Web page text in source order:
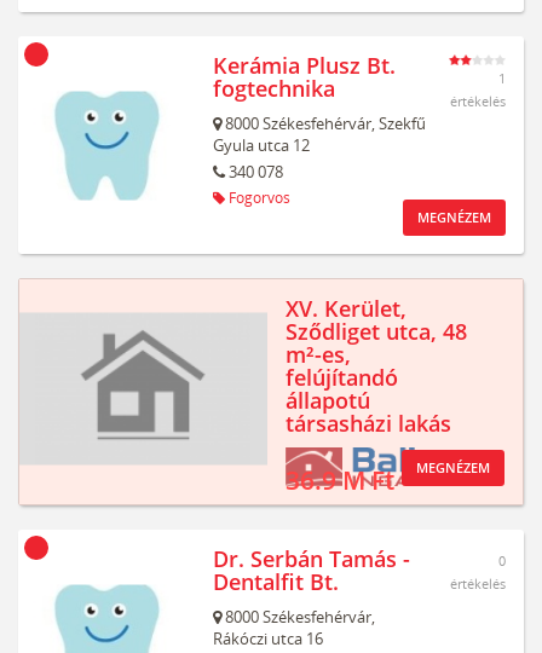
Kerámia Plusz Bt.
fogtechnika
8000Székesfehérvár,Szekfű
Gyula utca 12
340 078
Fogorvos
1
értékelés
MEGNÉZEM
XV. Kerület,
Sződliget utca, 48
m²-es,
felújítandó
állapotú
társasházi lakás
36.9 M Ft MEGNÉZEM
Dr. Serbán Tamás -
Dentalfit Bt.
8000Székesfehérvár,
Rákóczi utca 16
0
értékelés